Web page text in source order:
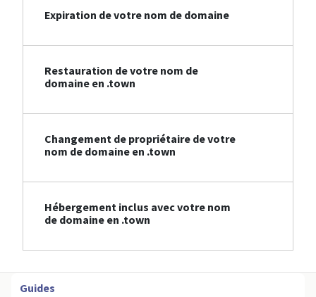
Expiration de votre nom de domaine
Restauration de votre nom de
domaine en .town
Changement de propriétaire de votre
nom de domaine en .town
Hébergement inclus avec votre nom
de domaine en .town
Guides